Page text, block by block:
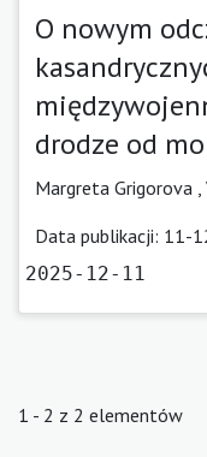
O nowym
drodze od
Margreta Grigorova
Data publikacji: 11-
2025-12-11
1 - 2 z 2 elementów